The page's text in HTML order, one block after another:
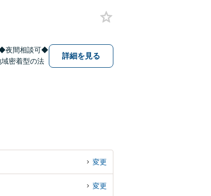
夜間相談可◆
密着型の法
詳細を見る
変更
変更